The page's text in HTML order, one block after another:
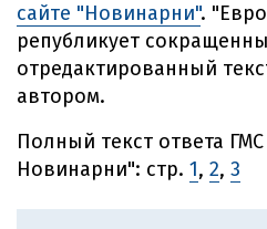
сайте "Новинарни".
републикует
отредактированный
автором.
Полный текст ответа
Новинарни": стр. 1, 2, 3